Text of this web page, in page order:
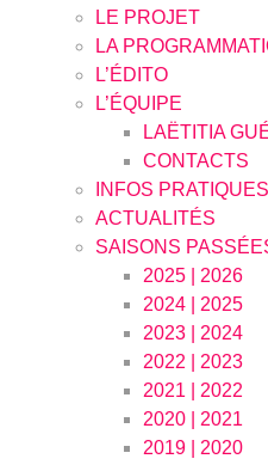
LE PROJET
LA
L’ÉDITO
L’ÉQUIPE
LAËTITIA
CONTACTS
INFOS PRATIQUES
ACTUALITÉS
SAISONS
2025 | 2026
2024 | 2025
2023 | 2024
2022 | 2023
2021 | 2022
2020 | 2021
2019 | 2020